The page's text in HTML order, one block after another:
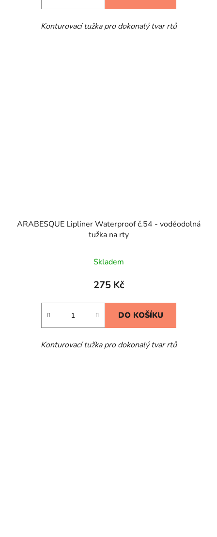
Konturovací tužka pro dokonalý tvar rtů
ARABESQUE Lipliner Waterproof č.54 - voděodolná
tužka na rty
Skladem
275 Kč
DO KOŠÍKU
Konturovací tužka pro dokonalý tvar rtů